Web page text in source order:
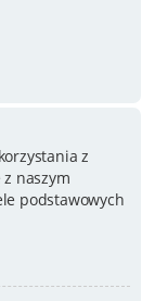
z
naszym
podstawowych